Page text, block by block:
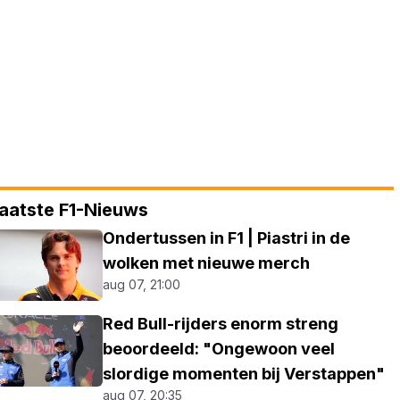
F1-Nieuws
Ondertussen in F1 | Piastri in de
wolken met nieuwe merch
aug 07, 21:00
Red Bull-rijders enorm streng
beoordeeld: "Ongewoon veel
slordige momenten bij Verstappen"
aug 07, 20:35